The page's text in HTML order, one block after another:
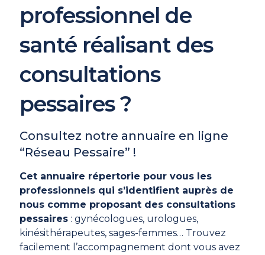
professionnel de
santé réalisant des
consultations
pessaires ?
Consultez notre annuaire en ligne
“Réseau Pessaire” !
Cet annuaire répertorie pour vous les
professionnels qui s’identifient auprès de
nous comme proposant des consultations
pessaires : gynécologues, urologues,
kinésithérapeutes, sages-femmes… Trouvez
facilement l’accompagnement dont vous avez